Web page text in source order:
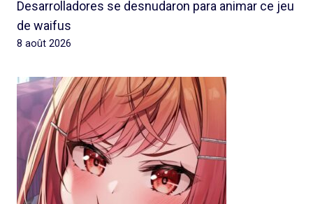
Desarrolladores se desnudaron para animar ce jeu
de waifus
8 août 2026